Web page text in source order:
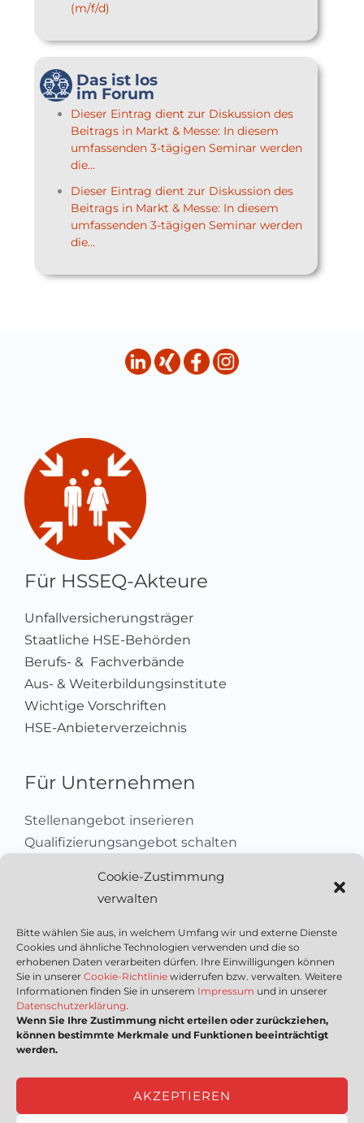
Cookie-Zustimmung
verwalten
Bitte wählen Sie aus, in welchem Umfang wir und externe Dienste
Cookies und ähnliche Technologien verwenden und die so
erhobenen Daten verarbeiten dürfen. Ihre Einwilligungen können
Sie in unserer Cookie-Richtlinie widerrufen bzw. verwalten. Weitere
Informationen finden Sie in unserem Impressum und in unserer
Datenschutzerklärung.
Wenn Sie Ihre Zustimmung nicht erteilen oder zurückziehen,
können bestimmte Merkmale und Funktionen beeinträchtigt
werden.
AKZEPTIEREN
(m/f/d)
Das ist los
im Forum
Dieser Eintrag dient zur Diskussion des
Beitrags in Markt & Messe: In diesem
umfassenden 3-tägigen Seminar werden
die...
Dieser Eintrag dient zur Diskussion des
Beitrags in Markt & Messe: In diesem
umfassenden 3-tägigen Seminar werden
die...
Für HSSEQ-Akteure
Unfallversicherungsträger
Staatliche HSE-Behörden
Berufs- & Fachverbände
Aus- & Weiterbildungsinstitute
Wichtige Vorschriften
HSE-Anbieterverzeichnis
Für Unternehmen
Stellenangebot inserieren
Qualifizierungsangebot schalten
Wichtige Links
Mediadaten
Impressum
Cookie-Richtlinie (EU)